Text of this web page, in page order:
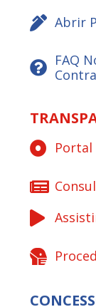
Abrir
FAQ
Portal